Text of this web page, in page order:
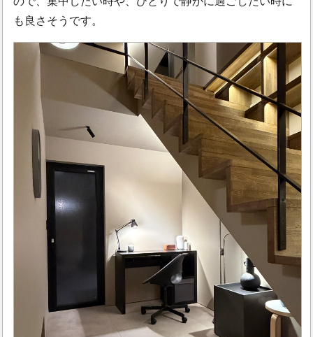
も良さそうです。